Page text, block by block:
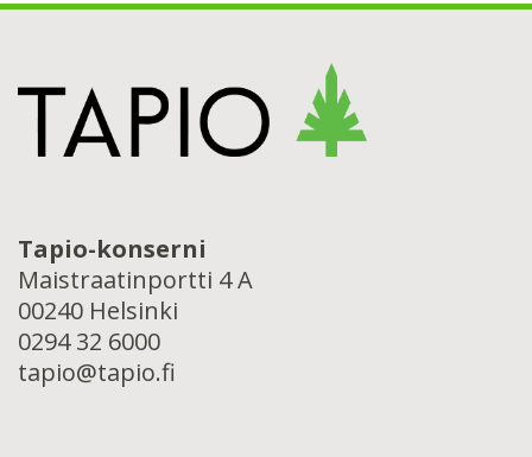
Tapio-konserni
Maistraatinportti 4 A
00240 Helsinki
0294 32 6000
tapio@tapio.fi